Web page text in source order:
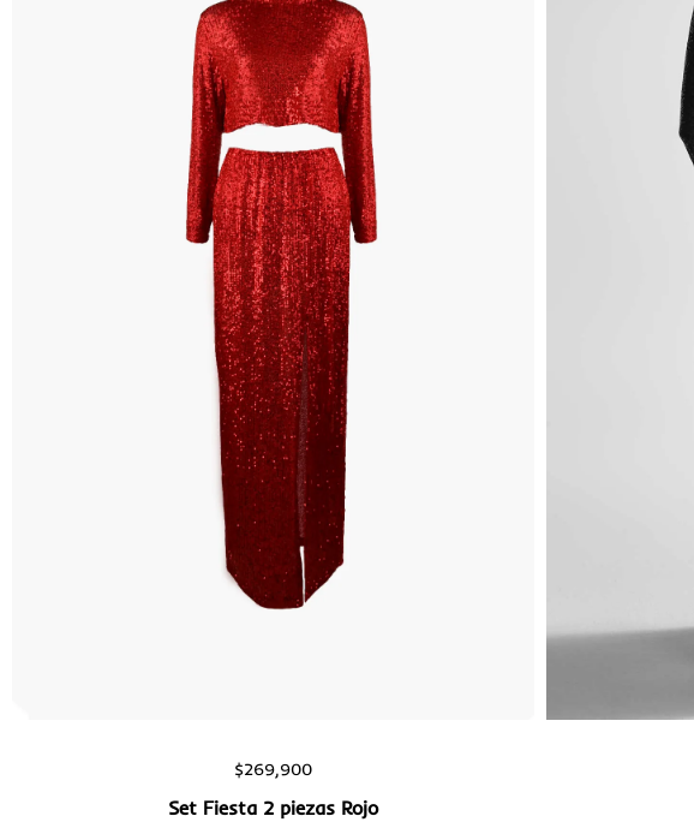
Vista rápida
$269,900
Set Fiesta 2 piezas Rojo